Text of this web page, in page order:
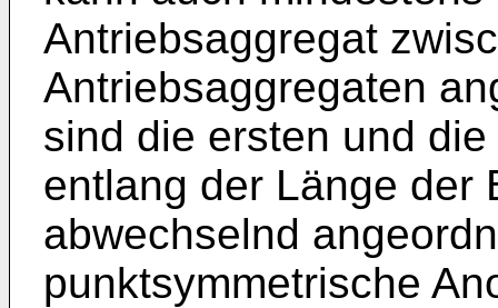
Antriebsaggregat
Antriebsaggregaten
sind die ersten und
entlang der Länge der
abwechselnd
punktsymmetrische